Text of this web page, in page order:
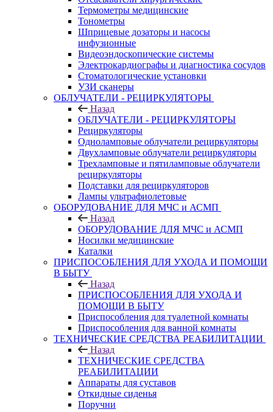
Термометры медицинские
Тонометры
Шприцевые дозаторы и насосы
инфузионные
Видеоэндоскопические системы
Электрокардиографы и диагностика сосудов
Стоматологические установки
УЗИ сканеры
ОБЛУЧАТЕЛИ - РЕЦИРКУЛЯТОРЫ
Назад
ОБЛУЧАТЕЛИ - РЕЦИРКУЛЯТОРЫ
Рециркуляторы
Одноламповые облучатели рециркуляторы
Двухламповые облучатели рециркуляторы
Трехламповые и пятиламповые облучатели
рециркуляторы
Подставки для рециркуляторов
Лампы ультрафиолетовые
ОБОРУДОВАНИЕ ДЛЯ МЧС и АСМП
Назад
ОБОРУДОВАНИЕ ДЛЯ МЧС и АСМП
Носилки медицинские
Каталки
ПРИСПОСОБЛЕНИЯ ДЛЯ УХОДА И ПОМОЩИ
В БЫТУ
Назад
ПРИСПОСОБЛЕНИЯ ДЛЯ УХОДА И
ПОМОЩИ В БЫТУ
Приспособления для туалетной комнаты
Приспособления для ванной комнаты
ТЕХНИЧЕСКИЕ СРЕДСТВА РЕАБИЛИТАЦИИ
Назад
ТЕХНИЧЕСКИЕ СРЕДСТВА
РЕАБИЛИТАЦИИ
Аппараты для суставов
Откидные сиденья
Поручни